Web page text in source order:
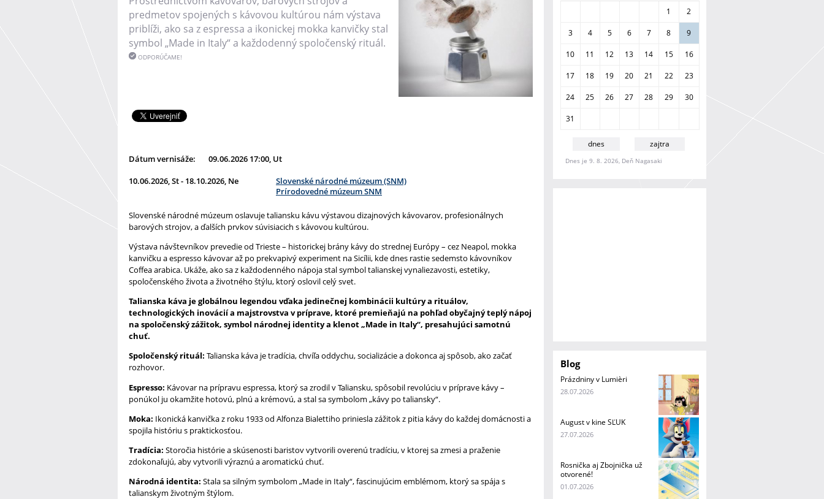
predmetov spojených s kávovou kultúrou nám výstava
priblíži, ako sa z espressa a ikonickej mokka kanvičky stal
symbol „Made in Italy“ a každodenný spoločenský rituál.
ODPORÚČAME!
Dátum vernisáže:
09.06.2026 17:00, Ut
10.06.2026, St - 18.10.2026, Ne
Slovenské národné múzeum (SNM)
Prírodovedné múzeum SNM
Slovenské národné múzeum oslavuje taliansku kávu výstavou dizajnových kávovarov, profesionálnych
barových strojov, a ďalších prvkov súvisiacich s kávovou kultúrou.
Výstava návštevníkov prevedie od Trieste – historickej brány kávy do strednej Európy – cez Neapol, mokka
kanvičku a espresso kávovar až po prekvapivý experiment na Sicílii, kde dnes rastie sedemsto kávovníkov
Coffea arabica. Ukáže, ako sa z každodenného nápoja stal symbol talianskej vynaliezavosti, estetiky,
spoločenského života a životného štýlu, ktorý oslovil celý svet.
Talianska káva je globálnou legendou vďaka jedinečnej kombinácii kultúry a rituálov,
technologických inovácií a majstrovstva v príprave, ktoré premieňajú na pohľad obyčajný teplý nápoj
na spoločenský zážitok, symbol národnej identity a klenot „Made in Italy“, presahujúci samotnú
chuť.
Spoločenský rituál: Talianska káva je tradícia, chvíľa oddychu, socializácie a dokonca aj spôsob, ako začať
rozhovor.
Espresso: Kávovar na prípravu espressa, ktorý sa zrodil v Taliansku, spôsobil revolúciu v príprave kávy –
ponúkol ju okamžite hotovú, plnú a krémovú, a stal sa symbolom „kávy po taliansky“.
Moka: Ikonická kanvička z roku 1933 od Alfonza Bialettiho priniesla zážitok z pitia kávy do každej domácnosti a
spojila históriu s praktickosťou.
Tradícia: Storočia histórie a skúsenosti baristov vytvorili overenú tradíciu, v ktorej sa zmesi a praženie
zdokonaľujú, aby vytvorili výraznú a aromatickú chuť.
Národná identita: Stala sa silným symbolom „Made in Italy“, fascinujúcim emblémom, ktorý sa spája s
talianskym životným štýlom.
1 2
3 4 5 6 7 8 9
10 11 12 13 14 15 16
17 18 19 20 21 22 23
24 25 26 27 28 29 30
31
dnes zajtra
Dnes je 9. 8. 2026, Deň Nagasaki
Blog
Prázdniny v Lumièri
28.07.2026
August v kine SĽUK
27.07.2026
Rosnička aj Zbojnička už
otvorené!
01.07.2026